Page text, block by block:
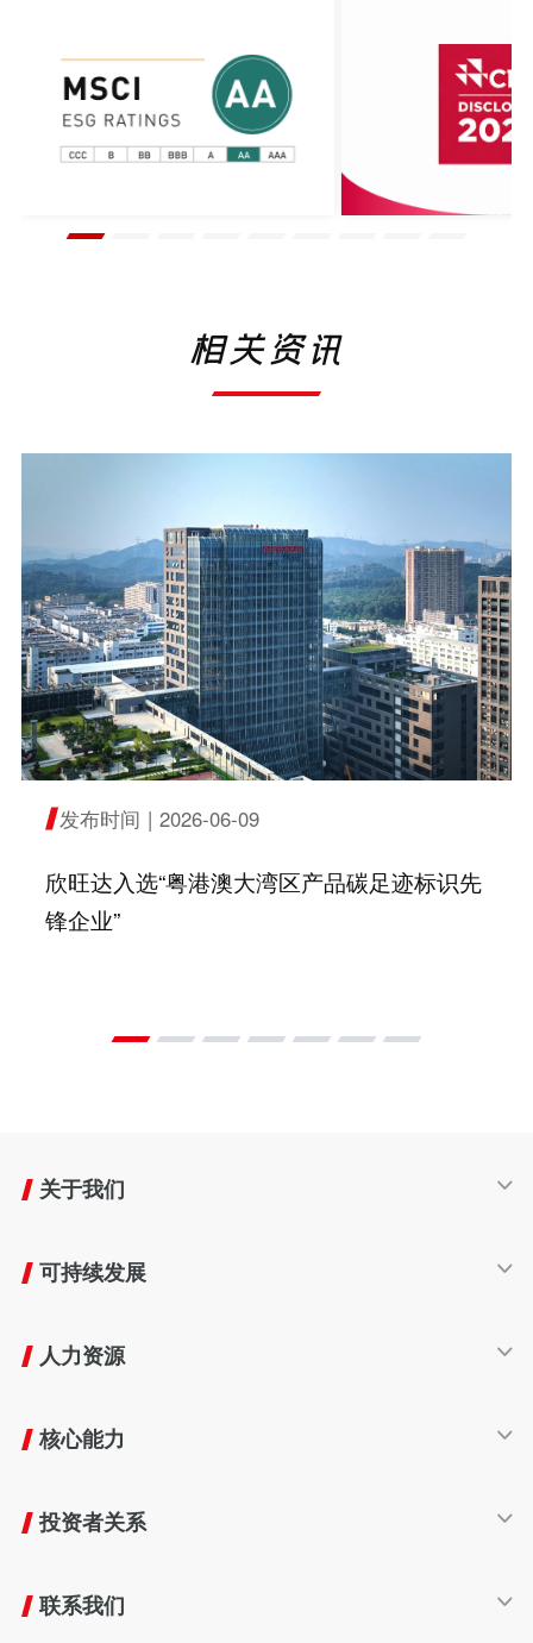
2025.03
发布LEAP战略
相关资讯
发布时间 | 2026-06-09
欣旺达入选“粤港澳大湾区产品碳足迹标识先
锋企业”
关于我们
发展历程
企业文化
可持续发展
生命周期
责任商业
报告与政策
人力资源
员工福利
工作环境
加入我们
核心能力
工业互联网技术
质量管理
投资者关系
联系我们